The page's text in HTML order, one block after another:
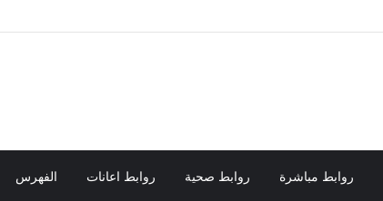
روابط مباشرة روابط صحية روابط اعانات الفهرس